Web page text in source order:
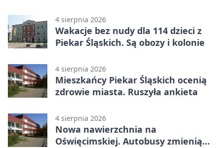
4 sierpnia 2026
Wakacje bez nudy dla 114 dzieci z
Piekar Śląskich. Są obozy i kolonie
4 sierpnia 2026
Mieszkańcy Piekar Śląskich ocenią
zdrowie miasta. Ruszyła ankieta
4 sierpnia 2026
Nowa nawierzchnia na
Oświęcimskiej. Autobusy zmienią